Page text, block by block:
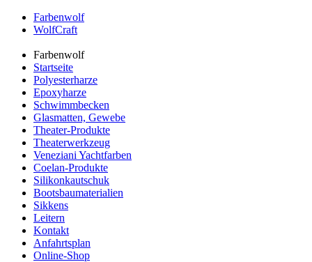
Farbenwolf
WolfCraft
Farbenwolf
Startseite
Polyesterharze
Epoxyharze
Schwimmbecken
Glasmatten, Gewebe
Theater-Produkte
Theaterwerkzeug
Veneziani Yachtfarben
Coelan-Produkte
Silikonkautschuk
Bootsbaumaterialien
Sikkens
Leitern
Kontakt
Anfahrtsplan
Online-Shop